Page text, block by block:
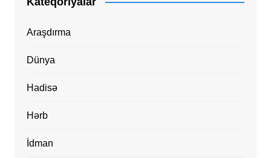
Araşdırma
Dünya
Hadisə
Hərb
İdman